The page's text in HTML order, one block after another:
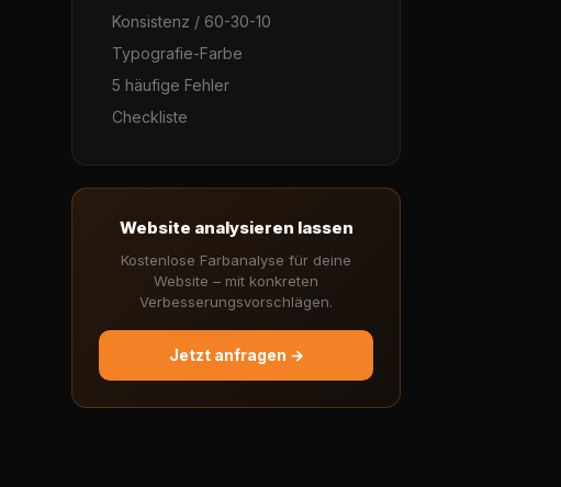
Konsistenz / 60-30-10
Typografie-Farbe
5 häufige Fehler
Checkliste
Website analysieren lassen
Kostenlose Farbanalyse für deine
Website – mit konkreten
Verbesserungsvorschlägen.
Jetzt anfragen →